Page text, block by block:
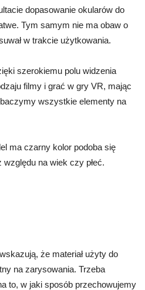
dopasowanie okularów do
Tym samym nie ma obaw o
w trakcie użytkowania.
szerokiemu polu widzenia
filmy i grać w gry VR, mając
wszystkie elementy na
ma czarny kolor podoba się
na wiek czy płeć.
że materiał użyty do
na zarysowania. Trzeba
to, w jaki sposób przechowujemy